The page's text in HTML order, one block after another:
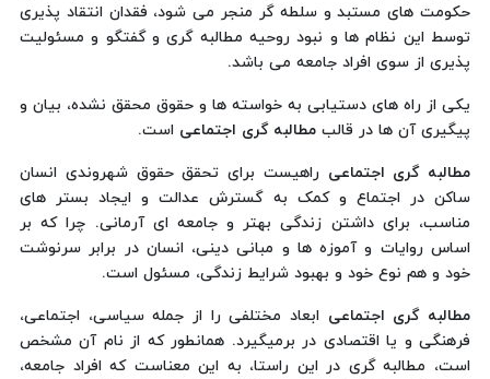
حکومت های مستبد و سلطه گر منجر می شود، فقدان انتقاد پذیری
توسط این نظام ها و نبود روحیه مطالبه گری و گفتگو و مسئولیت
پذیری از سوی افراد جامعه می باشد.
یکی از راه های دستیابی به خواسته ها و حقوق محقق نشده، بیان و
پیگیری آن ها در قالب مطالبه گری اجتماعی است.
مطالبه گری اجتماعی راهیست برای تحقق حقوق شهروندی انسان
ساکن در اجتماع و کمک به گسترش عدالت و ایجاد بستر های
مناسب، برای داشتن زندگی بهتر و جامعه ای آرمانی. چرا که بر
اساس روایات و آموزه ها و مبانی دینی، انسان در برابر سرنوشت
خود و هم نوع خود و بهبود شرایط زندگی، مسئول است.
مطالبه گری اجتماعی ابعاد مختلفی را از جمله سیاسی، اجتماعی،
فرهنگی و یا اقتصادی در برمیگیرد. همانطور که از نام آن مشخص
است، مطالبه گری در این راستا، به این معناست که افراد جامعه،